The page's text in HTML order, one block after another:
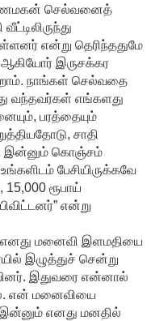
செல்வனைத்
என்று தெரிந்ததுமே
ஆகியோர் இருசக்கர
நாங்கள் செல்வதை
வந்தவர்கள் எங்களது
பரத்தையும்
சாதி
இன்னும் கொஞ்சம்
பேசியிருக்கவே
ரூபாய்
என்று
மனைவி இளமதியை
இழுத்துச் சென்று
இதுவரை என்னால்
என் மனைவியை
எனது மனதில்